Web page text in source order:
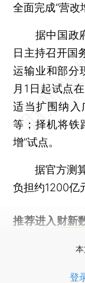
全面完成“营改
据中国政府
日主持召开国
运输业和部分
月1日起试点
适当扩围纳入
等；择机将铁
增”试点。
据官方测算
负担约1200亿
推荐进入 财新
登